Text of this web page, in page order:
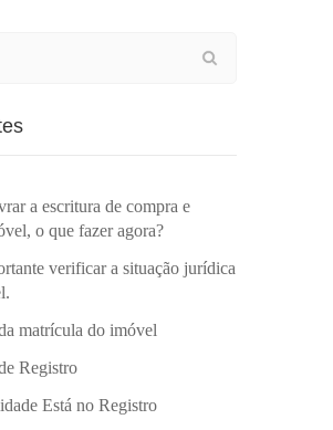
a escritura de compra e
o que fazer agora?
verificar a situação jurídica
matrícula do imóvel
Registro
Está no Registro